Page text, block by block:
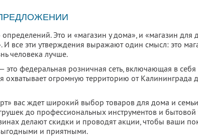
Это и «магазин у дома», и «магазин для
И все эти утверждения выражают один смысл: это
человека лучше.
это федеральная розничная сеть, включающая в
охватывает огромную территорию от Калининграда
вас ждет широкий выбор товаров для дома и
до профессиональных инструментов и бытовой
делают скидки и проводят акции, чтобы ваши
и приятными.